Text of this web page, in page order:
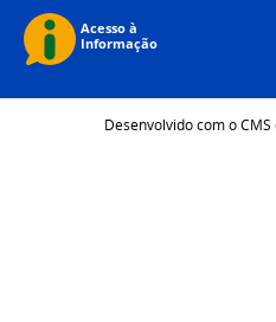
Desenvolvido com o